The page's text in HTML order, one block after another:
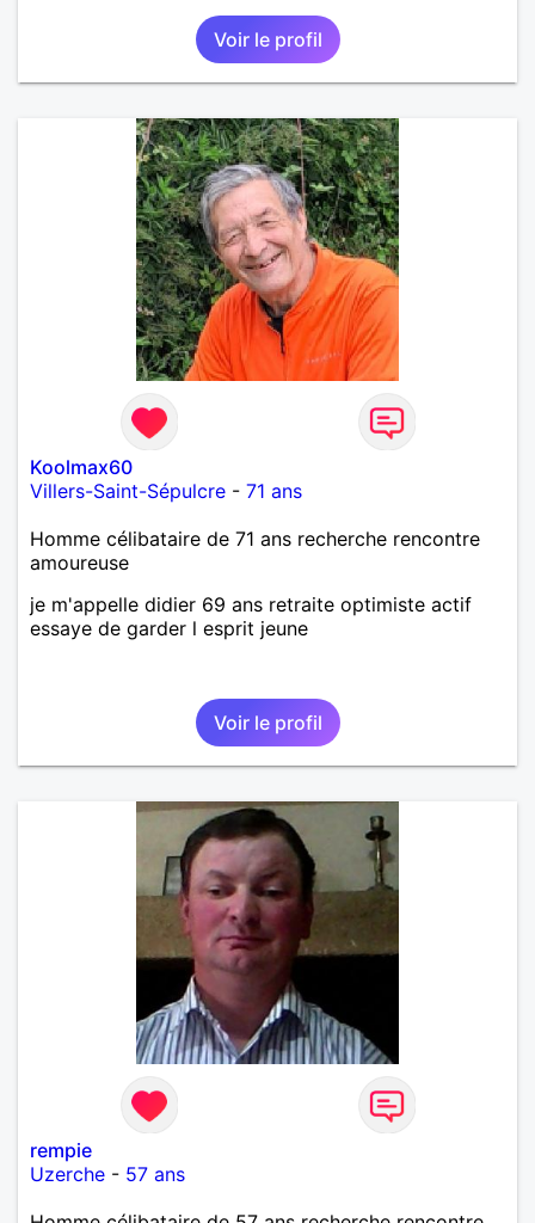
Voir le profil
Koolmax60
Villers-Saint-Sépulcre - 71 ans
Homme célibataire de 71 ans recherche rencontre
amoureuse
je m'appelle didier 69 ans retraite optimiste actif
essaye de garder l esprit jeune
Voir le profil
rempie
Uzerche - 57 ans